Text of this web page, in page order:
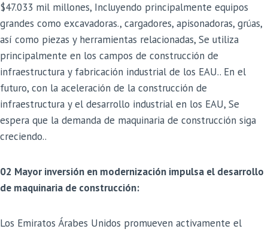
$47.033 mil millones, Incluyendo principalmente equipos
grandes como excavadoras., cargadores, apisonadoras, grúas,
así como piezas y herramientas relacionadas, Se utiliza
principalmente en los campos de construcción de
infraestructura y fabricación industrial de los EAU.. En el
futuro, con la aceleración de la construcción de
infraestructura y el desarrollo industrial en los EAU, Se
espera que la demanda de maquinaria de construcción siga
creciendo..
02 Mayor inversión en modernización impulsa el desarrollo
de maquinaria de construcción:
Los Emiratos Árabes Unidos promueven activamente el